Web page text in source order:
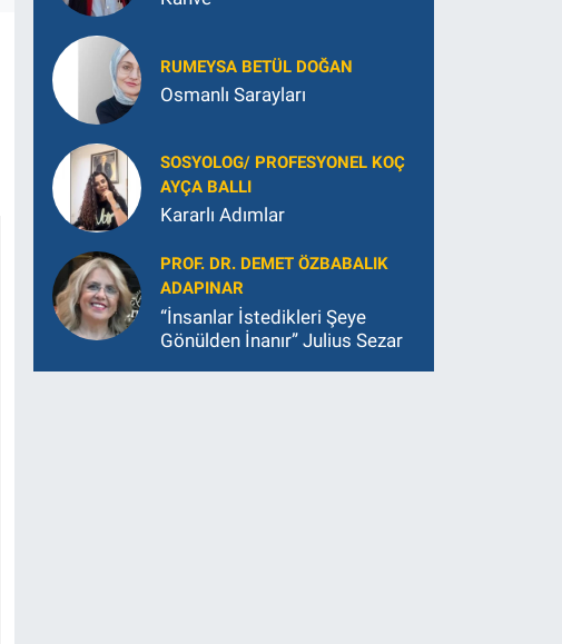
RUMEYSA BETÜL DOĞAN
Osmanlı Sarayları
SOSYOLOG/ PROFESYONEL KOÇ
AYÇA BALLI
Kararlı Adımlar
PROF. DR. DEMET ÖZBABALIK
ADAPINAR
“İnsanlar İstedikleri Şeye
Gönülden İnanır” Julius Sezar